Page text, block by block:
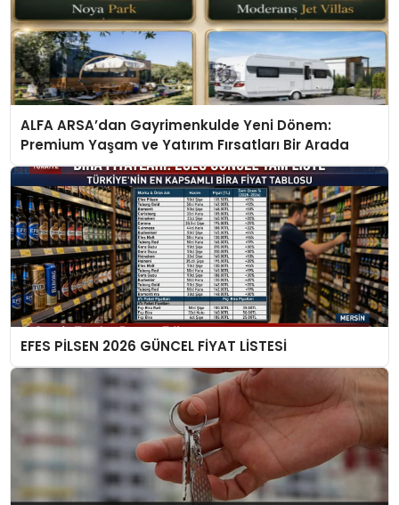
ALFA ARSA’dan Gayrimenkulde Yeni Dönem:
Premium Yaşam ve Yatırım Fırsatları Bir Arada
EFES PİLSEN 2026 GÜNCEL FİYAT LİSTESİ